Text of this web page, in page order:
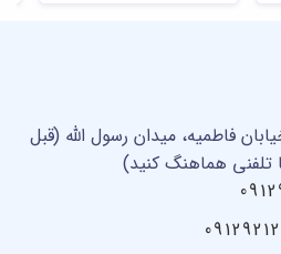
فاطمیه، میدان رسول الله (قبل
تلفنی هماهنگ کنید)